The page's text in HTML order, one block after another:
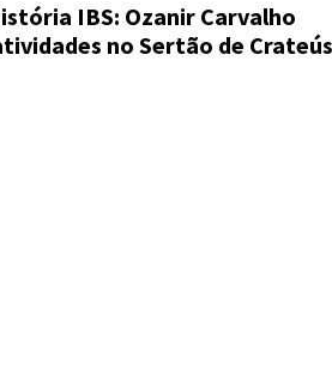
IBS: Ozanir Carvalho
no Sertão de Crateús